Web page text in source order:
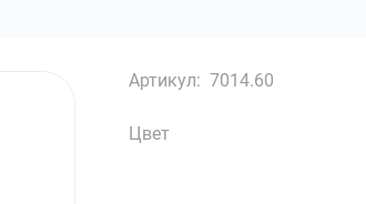
Артикул: 7014.60
Цвет